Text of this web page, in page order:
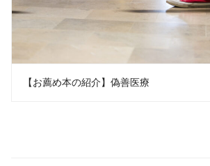
【お薦め本の紹介】偽善医療